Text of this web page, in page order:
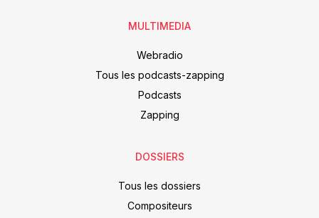
MULTIMEDIA
Webradio
Tous les podcasts-zapping
Podcasts
Zapping
DOSSIERS
Tous les dossiers
Compositeurs